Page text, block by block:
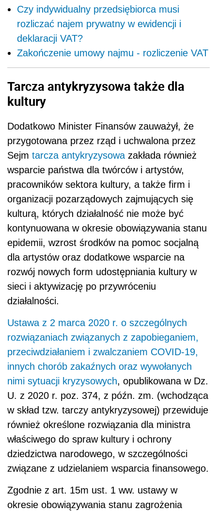
Czy indywidualny przedsiębiorca musi
rozliczać najem prywatny w ewidencji i
deklaracji VAT?
Zakończenie umowy najmu - rozliczenie VAT
Tarcza antykryzysowa także dla
kultury
Dodatkowo Minister Finansów zauważył, że
przygotowana przez rząd i uchwalona przez
Sejmtarcza antykryzysowazakłada również
wsparcie państwa dla twórców i artystów,
pracowników sektora kultury, a także firm i
organizacji pozarządowych zajmujących się
kulturą, których działalność nie może być
kontynuowana w okresie obowiązywania stanu
epidemii, wzrost środków na pomoc socjalną
dla artystów oraz dodatkowe wsparcie na
rozwój nowych form udostępniania kultury w
sieci i aktywizację po przywróceniu
działalności.
Ustawa z 2 marca 2020 r. o szczególnych
rozwiązaniach związanych z zapobieganiem,
przeciwdziałaniem i zwalczaniem COVID-19,
innych chorób zakaźnych oraz wywołanych
nimi sytuacji kryzysowych, opublikowana w Dz.
U. z 2020 r. poz. 374, z późn. zm. (wchodząca
wskład tzw. tarczy antykryzysowej) przewiduje
również określone rozwiązania dla ministra
właściwego do spraw kultury i ochrony
dziedzictwa narodowego, w szczególności
związane z udzielaniem wsparcia finansowego.
Zgodnie z art. 15m ust. 1 ww. ustawy w
okresie obowiązywania stanu zagrożenia